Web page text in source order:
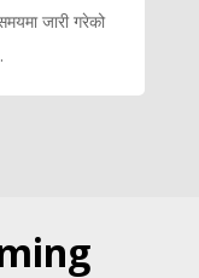
जारी गरेको